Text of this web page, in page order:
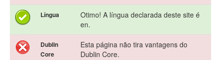
Língua
Otimo! A língua declarada deste site é
en.
Dublin
Core
Esta página não tira vantagens do
Dublin Core.